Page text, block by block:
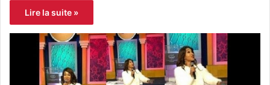
Lire la suite »